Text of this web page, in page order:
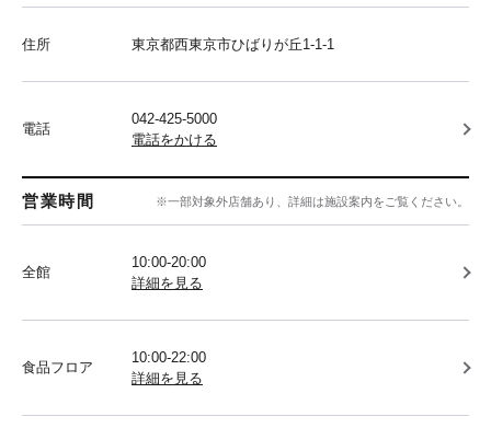
住所 東京都西東京市ひばりが丘1-1-1
電話
042-425-5000
電話をかける
営業時間 ※一部対象外店舗あり、詳細は施設案内をご覧ください。
全館
10:00-20:00
詳細を見る
食品フロア
10:00-22:00
詳細を見る